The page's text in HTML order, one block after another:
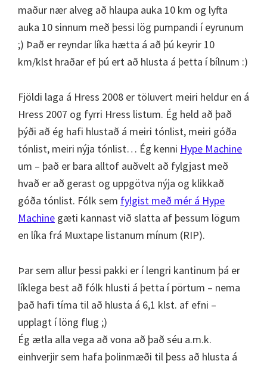
maður nær alveg að hlaupa auka 10 km og lyfta
auka 10 sinnum með þessi lög pumpandi í eyrunum
;) Það er reyndar líka hætta á að þú keyrir 10
km/klst hraðar ef þú ert að hlusta á þetta í bílnum :)
Fjöldi laga á Hress 2008 er töluvert meiri heldur en á
Hress 2007 og fyrri Hress listum. Ég held að það
þýði að ég hafi hlustað á meiri tónlist, meiri góða
tónlist, meiri nýja tónlist… Ég kenni Hype Machine
um – það er bara alltof auðvelt að fylgjast með
hvað er að gerast og uppgötva nýja og klikkað
góða tónlist. Fólk sem fylgist með mér á Hype
Machine gæti kannast við slatta af þessum lögum
en líka frá Muxtape listanum mínum (RIP).
Þar sem allur þessi pakki er í lengri kantinum þá er
líklega best að fólk hlusti á þetta í pörtum – nema
það hafi tíma til að hlusta á 6,1 klst. af efni –
upplagt í löng flug ;)
Ég ætla alla vega að vona að það séu a.m.k.
einhverjir sem hafa þolinmæði til þess að hlusta á